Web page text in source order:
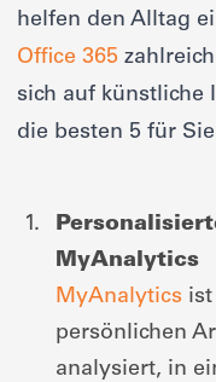
helfen den Alltag
Office 365
sich auf künstliche
die besten 5 für
MyAnalytics
MyAnalytics
persönlichen
analysiert, in